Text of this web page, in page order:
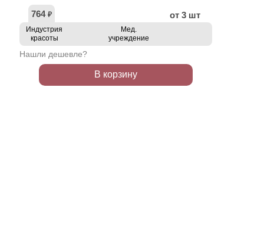
764 ₽ от 3 шт
Индустрия
красоты
Мед.
учреждение
Нашли дешевле?
В корзину